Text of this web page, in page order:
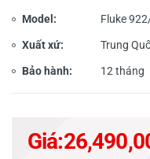
Model: Fluke
Xuất xứ: Trung
Bảo hành: 12 tháng
Giá: